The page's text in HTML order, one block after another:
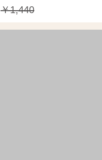
￥1,440